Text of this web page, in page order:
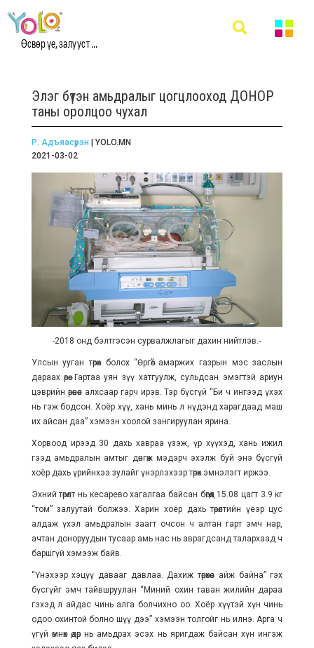
Өсвөр үе, залууст ...
Элэг бүтэн амьдралыг цогцлооход ДОНОР
таны оролцоо чухал
Р. Адъяасүрэн | YOLO.MN
2021-03-02
-2018 онд бэлтгэсэн сурвалжлагыг дахин нийтлэв.-
Улсын ууган төрөх болох “Өргөө” амаржих газрын мэс заслын
дараах өрөө. Гартаа уян зүү хатгуулж, сульдсан эмэгтэй ариун
цэврийн өрөөнөөс алхсаар гарч ирэв. Тэр бүсгүй “Би ч ингээд үхэх
нь гэж бодсон. Хоёр хүү, хань минь л нүдэнд харагдаад маш
их айсан даа” хэмээн хоолой зангируулан ярина.
Хорвоод ирээд 30 дахь хавраа үзэж, үр хүүхэд, хань ижил
гээд амьдралын амтыг дөнгөж мэдэрч эхэлж буй энэ бүсгүй
хоёр дахь үрийнхээ зулайг үнэрлэхээр төрөх эмнэлэгт иржээ.
Эхний төрөлт нь кесарево хагалгаа байсан бөгөөд 15.08 цагт 3.9 кг
“том” залуутай болжээ. Харин хоёр дахь төрөлтийн үеэр цус
алдаж үхэл амьдралын заагт очсон ч алтан гарт эмч нар,
ачтан доноруудын тусаар амь нас нь аврагдсанд талархаад ч
баршгүй хэмээж байв.
“Үнэхээр хэцүү давааг давлаа. Дахиж төрөхөөс айж байна” гэх
бүсгүйг эмч тайвшруулан “Миний охин таван жилийн дараа
гэхэд л айдас чинь алга болчихно оо. Хоёр хүүтэй хүн чинь
одоо охинтой болно шүү дээ” хэмээн толгойг нь илнэ. Арга ч
үгүй өмнөх өдөр нь амьдрах эсэх нь яригдаж байсан хүн ингэж